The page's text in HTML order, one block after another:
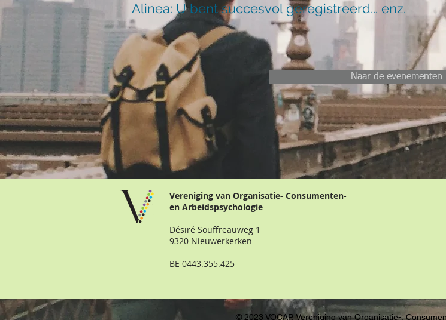
Alinea: U bent succesvol geregistreerd... enz.
Naar de evenementen
Vereniging van Organisatie- Consumenten-
en Arbeidspsychologie
Désiré Souffreauweg 1
9320 Nieuwerkerken
BE 0443.355.425
© 2023 VOCAP, Vereniging van Organisatie-,